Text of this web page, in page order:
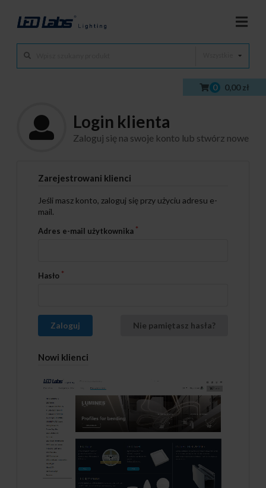
0 0,00 zł
Login klienta
Zaloguj się na swoje konto lub stwórz nowe
Zarejestrowani klienci
Jeśli masz konto, zaloguj się przy użyciu adresu e-
mail.
Adres e-mail użytkownika
Hasło
Zaloguj Nie pamiętasz hasła?
Nowi klienci